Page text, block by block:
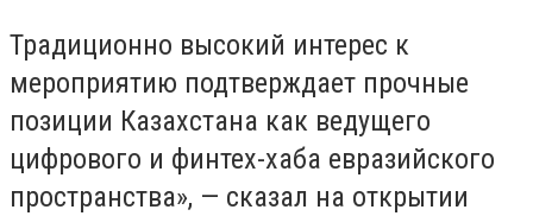
Традиционно высокий интерес к
мероприятию подтверждает прочные
позиции Казахстана как ведущего
цифрового и финтех-хаба евразийского
пространства», — сказал на открытии